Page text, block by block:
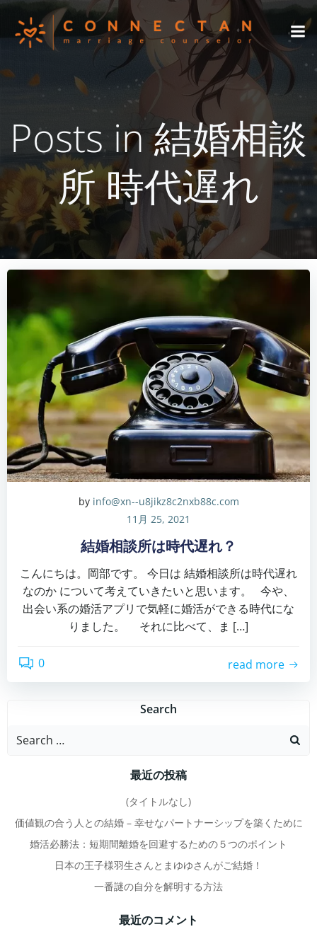
ン
テ
ン
キ
ッ
Posts in 結婚相談
所 時代遅れ
by info@xn--u8jikz8c2nxb88c.com
11月 25, 2021
結婚相談所は時代遅れ？
こんにちは。岡部です。 今日は 結婚相談所は時代遅れ
なのか について考えていきたいと思います。 今や、
出会い系の婚活アプリで気軽に婚活ができる時代にな
りました。 それに比べて、ま […]
0 read more
Search
Search
最近の投稿
(タイトルなし)
価値観の合う人との結婚 – 幸せなパートナーシップを築くために
婚活必勝法：短期間離婚を回避するための５つのポイント
日本の王子様羽生さんとまゆゆさんがご結婚！
一番謎の自分を解明する方法
最近のコメント